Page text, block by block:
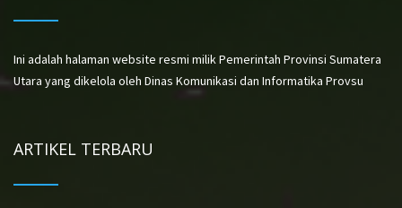
Ini adalah halaman website resmi milik Pemerintah Provinsi Sumatera
Utara yang dikelola oleh Dinas Komunikasi dan Informatika Provsu
ARTIKEL TERBARU